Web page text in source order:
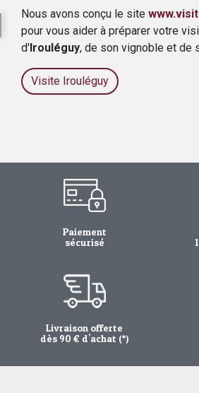
Nous avons conçu le site
pour vous aider à préparer votre
d' Irouléguy, de son vignoble et de
Visite Irouléguy
Paiement
sécurisé
Livraison offerte
dès 90 € d'achat (*)